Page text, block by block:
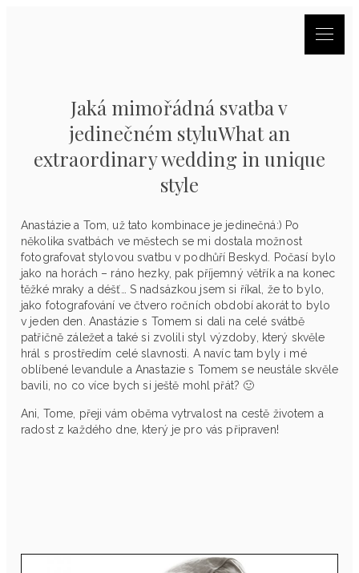
Jaká mimořádná svatba v
jedinečném styluWhat an
extraordinary wedding in unique
style
Anastázie a Tom, už tato kombinace je jedinečná:) Po
několika svatbách ve městech se mi dostala možnost
fotografovat stylovou svatbu v podhůří Beskyd. Počasí bylo
jako na horách – ráno hezky, pak příjemný větřík a na konec
těžké mraky a déšť… S nadsázkou jsem si říkal, že to bylo,
jako fotografování ve čtvero ročních období akorát to bylo
v jeden den. Anastázie s Tomem si dali na celé svátbě
patřičně záležet a také si zvolili styl výzdoby, který skvěle
hrál s prostředím celé slavnosti. A navíc tam byly i mé
oblíbené levandule a Anastazie s Tomem se neustále skvěle
bavili, no co více bych si ještě mohl přát? 🙂
Ani, Tome, přeji vám oběma vytrvalost na cestě životem a
radost z každého dne, který je pro vás připraven!